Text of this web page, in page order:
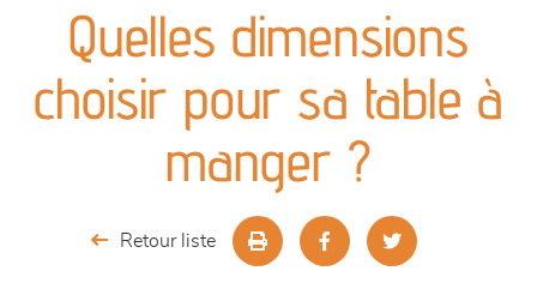
canapés et fauteuils
séjours
chambres et dressing
Quelles dimensions
choisir pour sa table à
manger ?
Retour liste